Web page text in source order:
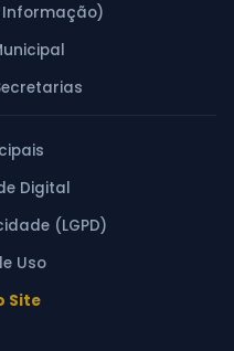
Informação)
Digital
(LGPD)
Uso
Site